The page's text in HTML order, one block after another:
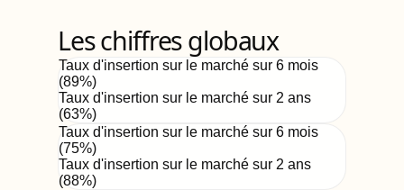
Les chiffres globaux
Taux d'insertion sur le marché sur 6 mois
(89%)
Taux d'insertion sur le marché sur 2 ans
(63%)
Taux d'insertion sur le marché sur 6 mois
(75%)
Taux d'insertion sur le marché sur 2 ans
(88%)